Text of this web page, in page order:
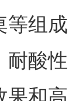
等组
耐酸
果和